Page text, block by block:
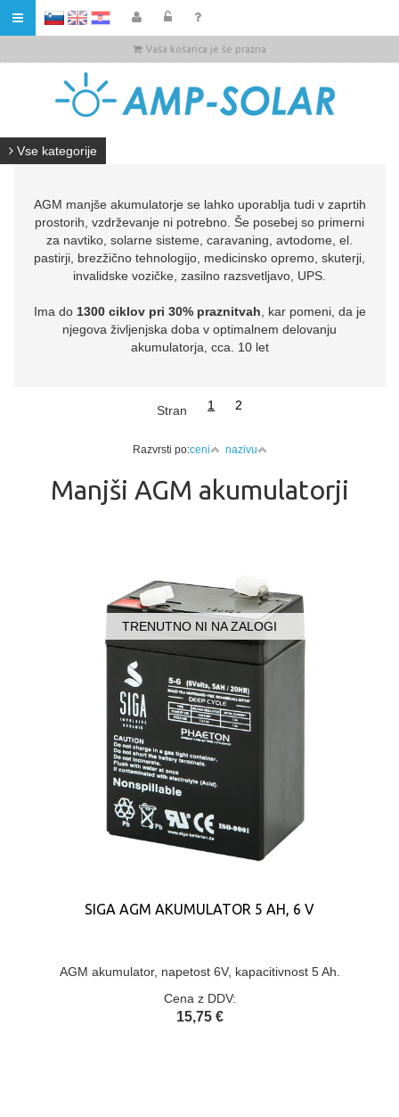
HR
Vaša košarica je še prazna
Vse kategorije
AGM manjše akumulatorje se lahko uporablja tudi v zaprtih
prostorih, vzdrževanje ni potrebno. Še posebej so primerni
za navtiko, solarne sisteme, caravaning, avtodome, el.
pastirji, brezžično tehnologijo, medicinsko opremo, skuterji,
invalidske vozičke, zasilno razsvetljavo, UPS.
Ima do 1300 ciklov pri 30% praznitvah , kar pomeni, da je
njegova življenjska doba v optimalnem delovanju
akumulatorja, cca. 10 let
Stran 1 2
Razvrsti po:ceni nazivu
Manjši AGM akumulatorji
TRENUTNO NI NA ZALOGI
SIGA AGM AKUMULATOR 5 AH, 6 V
AGM akumulator, napetost 6V, kapacitivnost 5 Ah.
Cena z DDV:
15,75 €